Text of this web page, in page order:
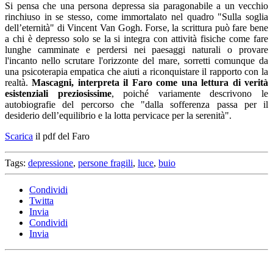
Si pensa che una persona depressa sia paragonabile a un vecchio
rinchiuso in se stesso, come immortalato nel quadro "Sulla soglia
dell’eternità" di Vincent Van Gogh. Forse, la scrittura può fare bene
a chi è depresso solo se la si integra con attività fisiche come fare
lunghe camminate e perdersi nei paesaggi naturali o provare
l'incanto nello scrutare l'orizzonte del mare, sorretti comunque da
una psicoterapia empatica che aiuti a riconquistare il rapporto con la
realtà.Mascagni, interpreta il Faro come una lettura di verità
esistenziali preziosissime, poiché variamente descrivono le
autobiografie del percorso che "dalla sofferenza passa per il
desiderio dell’equilibrio e la lotta pervicace per la serenità".
Scarica il pdf del Faro
Tags: depressione, persone fragili, luce, buio
Condividi
Twitta
Invia
Condividi
Invia